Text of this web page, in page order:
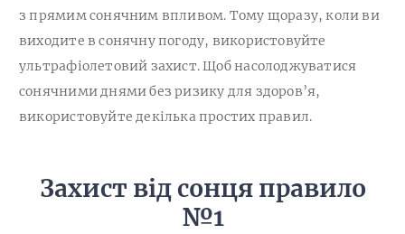
з прямим сонячним впливом. Тому щоразу, коли ви
виходите в сонячну погоду, використовуйте
ультрафіолетовий захист. Щоб насолоджуватися
сонячними днями без ризику для здоров’я,
використовуйте декілька простих правил.
Захист від сонця правило
№1